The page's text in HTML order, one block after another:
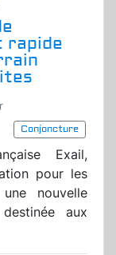
rapide
Conjoncture
Exail,
pour les
nouvelle
aux